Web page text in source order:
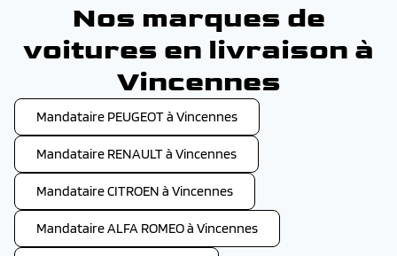
Nos marques de
voitures en livraison à
Vincennes
Mandataire PEUGEOT à Vincennes
Mandataire RENAULT à Vincennes
Mandataire CITROEN à Vincennes
Mandataire ALFA ROMEO à Vincennes